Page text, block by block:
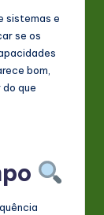
sistemas e
se os
bom,
que